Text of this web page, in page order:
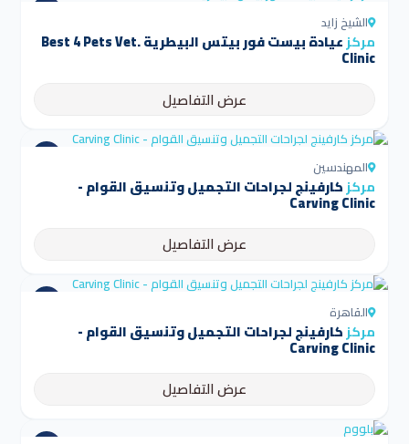
الشيخ زايد
مركز عيادة بيست فور بيتس البيطرية Best 4 Pets Vet.
Clinic
عرض التفاصيل
المهندسين
مركزكارفينج لجراحات التجميل وتنسيق القوام -
Carving Clinic
عرض التفاصيل
القاهرة
مركزكارفينج لجراحات التجميل وتنسيق القوام -
Carving Clinic
عرض التفاصيل